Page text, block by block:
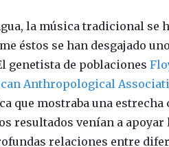
la música tradicional se
éstos se han desgajado
genetista de poblaciones
Anthropological
que mostraba una
resultados venían a
relaciones entre